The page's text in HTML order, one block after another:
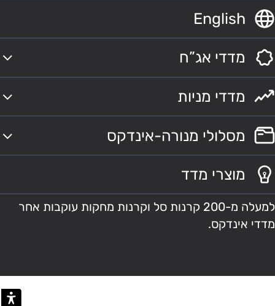
English
מדדי אג”ח
מדדי מניות
מסלולי מנורה-אינדקס
מוצרי מדד
למעלה מ-200 קרנות סל וקרנות מחקות עוקבות אחר
מדדי אינדקס.